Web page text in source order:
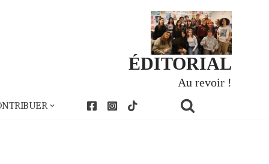
ÉDITORIAL
Au revoir !